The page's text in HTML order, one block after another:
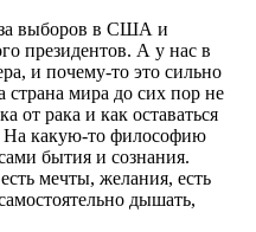
за выборов в США и
президентов. А у нас в
и почему-то это сильно
мира до сих пор не
от рака и как оставаться
На какую-то философию
бытия и сознания.
мечты, желания, есть
дышать,